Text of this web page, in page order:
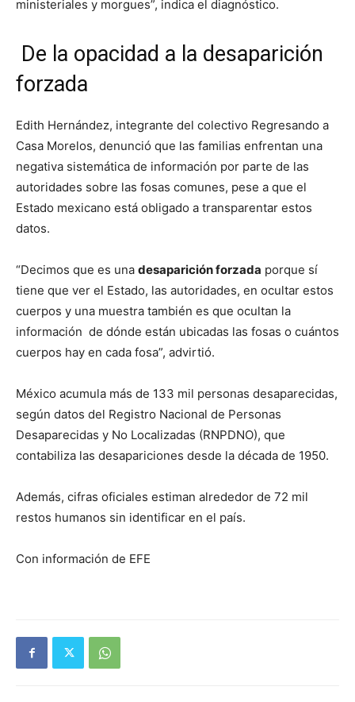
ministeriales y morgues”, indica el diagnóstico.
De la opacidad a la desaparición
forzada
Edith Hernández, integrante del colectivo Regresando a
Casa Morelos, denunció que las familias enfrentan una
negativa sistemática de información por parte de las
autoridades sobre las fosas comunes, pese a que el
Estado mexicano está obligado a transparentar estos
datos.
“Decimos que es una desaparición forzada porque sí
tiene que ver el Estado, las autoridades, en ocultar estos
cuerpos y una muestra también es que ocultan la
información de dónde están ubicadas las fosas o cuántos
cuerpos hay en cada fosa”, advirtió.
México acumula más de 133 mil personas desaparecidas,
según datos del Registro Nacional de Personas
Desaparecidas y No Localizadas (RNPDNO), que
contabiliza las desapariciones desde la década de 1950.
Además, cifras oficiales estiman alrededor de 72 mil
restos humanos sin identificar en el país.
Con información de EFE